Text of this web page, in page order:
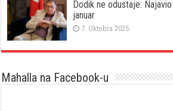
Dodik ne odustaje:
januar
7. Oktobra 2025.
Mahalla na Facebook-u